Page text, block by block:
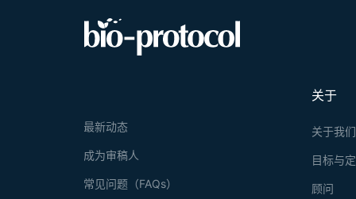
关于
关于我们
目标与
顾问
最新动态
成为审稿人
常见问题（FAQs）